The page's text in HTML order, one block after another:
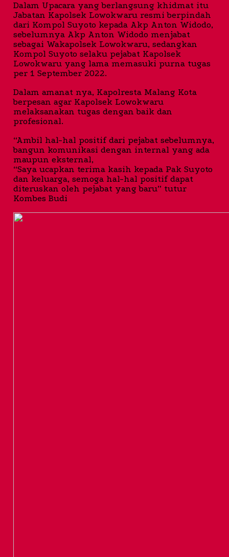
Dalam Upacara yang berlangsung khidmat itu
Jabatan Kapolsek Lowokwaru resmi berpindah
dari Kompol Suyoto kepada Akp Anton Widodo,
sebelumnya Akp Anton Widodo menjabat
sebagai Wakapolsek Lowokwaru, sedangkan
Kompol Suyoto selaku pejabat Kapolsek
Lowokwaru yang lama memasuki purna tugas
per 1 September 2022.
Dalam amanat nya, Kapolresta Malang Kota
berpesan agar Kapolsek Lowokwaru
melaksanakan tugas dengan baik dan
profesional.
“Ambil hal-hal positif dari pejabat sebelumnya,
bangun komunikasi dengan internal yang ada
maupun eksternal,
“Saya ucapkan terima kasih kepada Pak Suyoto
dan keluarga, semoga hal-hal positif dapat
diteruskan oleh pejabat yang baru” tutur
Kombes Budi